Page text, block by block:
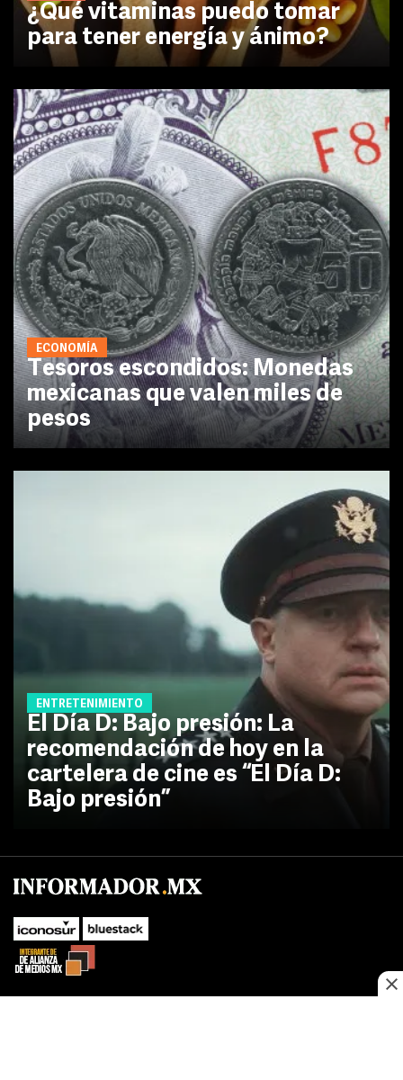
¿Qué vitaminas puedo tomar
para tener energía y ánimo?
ECONOMÍA
Tesoros escondidos: Monedas
mexicanas que valen miles de
pesos
ENTRETENIMIENTO
El Día D: Bajo presión: La
recomendación de hoy en la
cartelera de cine es “El Día D:
Bajo presión”